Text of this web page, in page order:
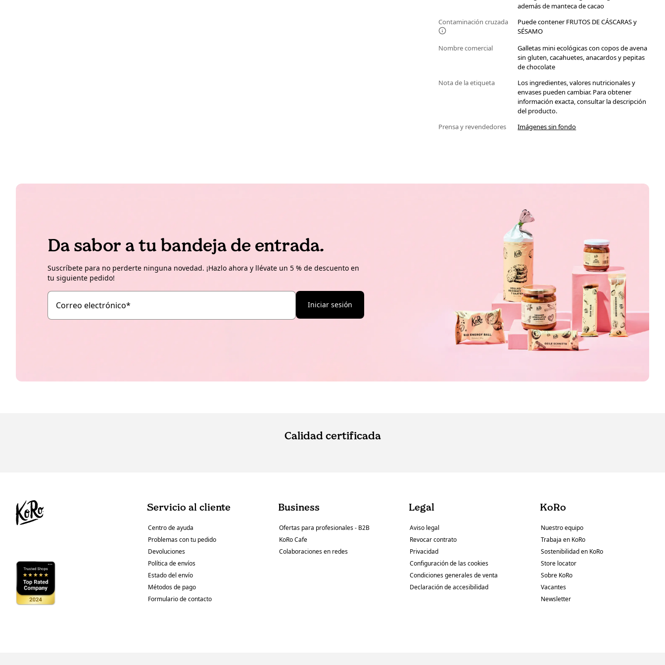
además de manteca de cacao
Contaminación cruzada
Puede contener FRUTOS DE CÁSCARAS y
SÉSAMO
Nombre comercial
Galletas mini ecológicas con copos de avena
sin gluten, cacahuetes, anacardos y pepitas
de chocolate
Nota de la etiqueta
Los ingredientes, valores nutricionales y
envases pueden cambiar. Para obtener
información exacta, consultar la descripción
del producto.
Prensa y revendedores
Imágenes sin fondo
Da sabor a tu bandeja de entrada.
Suscríbete para no perderte ninguna novedad. ¡Hazlo ahora y llévate un 5 % de descuento en
tu siguiente pedido!
Correo electrónico* Iniciar sesión
Calidad certificada
Servicio al cliente
Centro de ayuda
Problemas con tu pedido
Devoluciones
Política de envíos
Estado del envío
Métodos de pago
Formulario de contacto
Business
Ofertas para profesionales - B2B
KoRo Cafe
Colaboraciones en redes
Legal
Aviso legal
Revocar contrato
Privacidad
Configuración de las cookies
Condiciones generales de venta
Declaración de accesibilidad
KoRo
Nuestro equipo
Trabaja en KoRo
Sostenibilidad en KoRo
Store locator
Sobre KoRo
Vacantes
Newsletter